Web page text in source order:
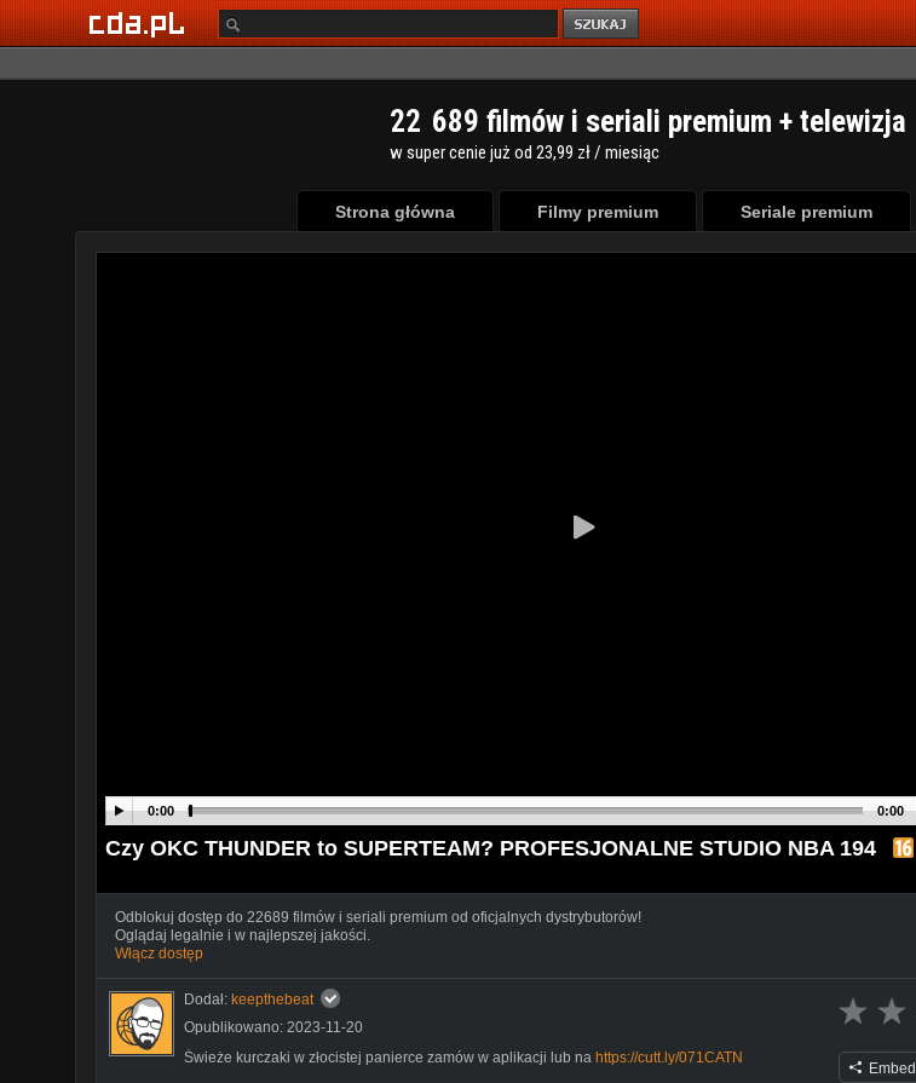
22 689 filmów i seriali premium + telewizja
w super cenie już od 23,99 zł / miesiąc
Strona główna Filmy premium Seriale premium
0:00 0:00
Czy OKC THUNDER to SUPERTEAM? PROFESJONALNE STUDIO NBA 194
Odblokuj dostęp do 22689 filmów i seriali premium od oficjalnych dystrybutorów!
Oglądaj legalnie i w najlepszej jakości.
Włącz dostęp
Dodał: keepthebeat
Opublikowano: 2023-11-20
Świeże kurczaki w złocistej panierce zamów w aplikacji lub na https://cutt.ly/071CATN
Embed